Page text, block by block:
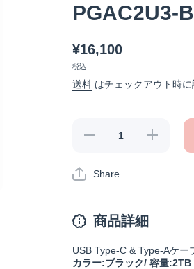
PGAC2U3-
¥16,100
税込
送料 はチェックアウト時に
【みまも
ン】HD-
PGAC2U3-
【みまも
り合図キ
Share
商品詳細
USB Type-C & Type-Aケー
カラー:ブラック/ 容量:2TB